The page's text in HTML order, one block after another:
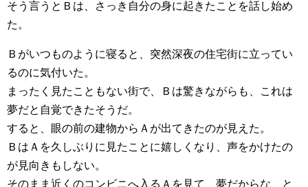
そう言うとＢは、さっき自分の身に起きたことを話し始め
た。
Ｂがいつものように寝ると、突然深夜の住宅街に立ってい
るのに気付いた。
まったく見たこともない街で、Ｂは驚きながらも、これは
夢だと自覚できたそうだ。
すると、眼の前の建物からＡが出てきたのが見えた。
ＢはＡを久しぶりに見たことに嬉しくなり、声をかけたの
が見向きもしない。
そのまま近くのコンビニへ入るＡを見て、夢だからな、と